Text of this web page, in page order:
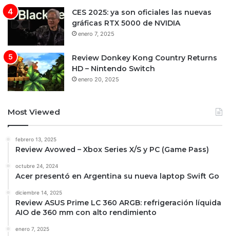
CES 2025: ya son oficiales las nuevas
gráficas RTX 5000 de NVIDIA
enero 7, 2025
Review Donkey Kong Country Returns
HD – Nintendo Switch
enero 20, 2025
Most Viewed
febrero 13, 2025
Review Avowed – Xbox Series X/S y PC (Game Pass)
octubre 24, 2024
Acer presentó en Argentina su nueva laptop Swift Go
diciembre 14, 2025
Review ASUS Prime LC 360 ARGB: refrigeración líquida
AIO de 360 mm con alto rendimiento
enero 7, 2025